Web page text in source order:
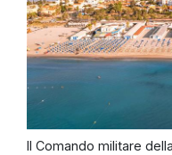
Il Comando militare